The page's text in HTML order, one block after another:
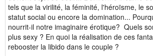
tels que la virilité, la féminité, l'héroïsme, le
statut social ou encore la domination...
nourrit-il notre imaginaire érotique? Quels
plus sexy ? En quoi la réalisation de ces
rebooster la libido dans le couple ?